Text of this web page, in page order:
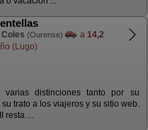
(Ourense) a 14,2
(Lugo)
distinciones tanto por su
trato a los viajeros y su sitio web.
resta ...